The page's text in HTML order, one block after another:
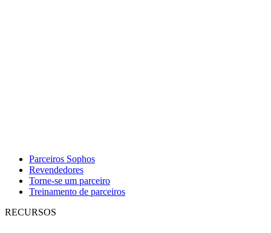
Parceiros Sophos
Revendedores
Torne-se um parceiro
Treinamento de parceiros
RECURSOS